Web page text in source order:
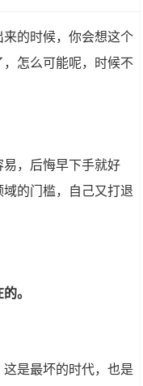
的时候，你会想这个
怎么可能呢，时候不
，后悔早下手就好
的门槛，自己又打退
。
是最坏的时代，也是